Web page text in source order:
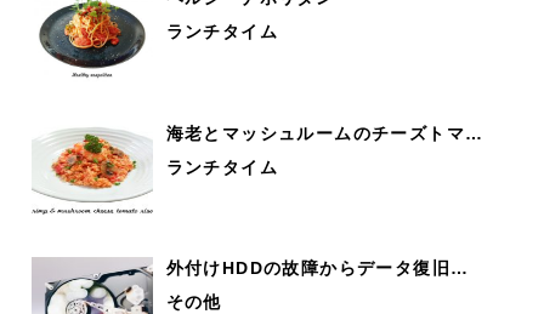
ランチタイム
海老とマッシュルームのチーズトマ…
ランチタイム
外付けHDDの故障からデータ復旧…
その他